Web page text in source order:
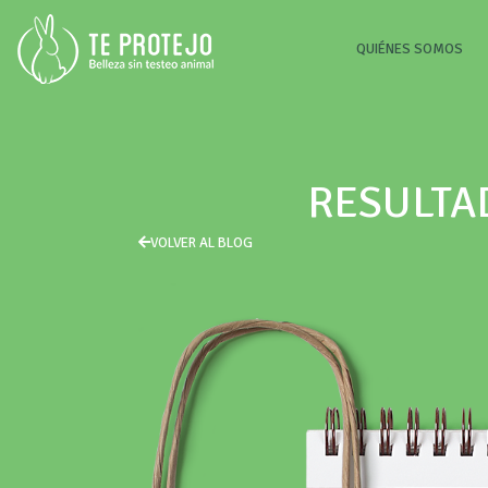
QUIÉNES SOMOS
VOLVER AL BLOG